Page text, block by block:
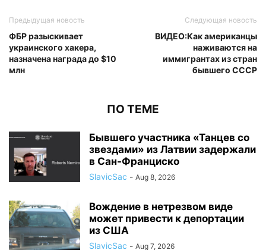
Предыдущая новость
ФБР разыскивает
украинского хакера,
назначена награда до $10
млн
Следующая новость
ВИДЕО:Как американцы
наживаются на
иммигрантах из стран
бывшего СССР
ПО ТЕМЕ
Бывшего участника «Танцев со
звездами» из Латвии задержали
в Сан-Франциско
SlavicSac - Aug 8, 2026
Вождение в нетрезвом виде
может привести к депортации
из США
SlavicSac - Aug 7, 2026